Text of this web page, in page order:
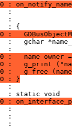
:
:
:
: {
:
:   gchar
:
:   name_owner
:   g_print
:   g_free
: }
:
: static void
:
:
:
: